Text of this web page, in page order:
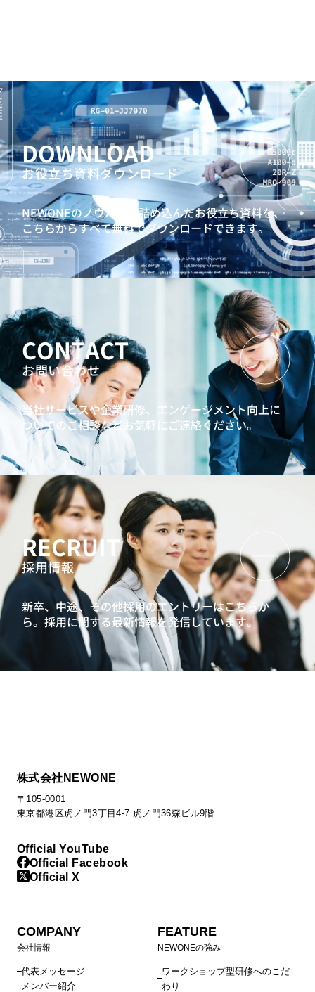
DOWNLOAD
お役立ち資料ダウンロード
NEWONEのノウハウを詰め込んだお役立ち資料を、
こちらからすべて無料でダウンロードできます。
CONTACT
お問い合わせ
当社サービスや企業研修、エンゲージメント向上に
ついてのご相談などお気軽にご連絡ください。
RECRUIT
採用情報
新卒、中途、その他採用のエントリーはこちらか
ら。採用に関する最新情報を発信しています。
株式会社NEWONE
〒105-0001
東京都港区虎ノ門3丁目4-7 虎ノ門36森ビル9階
Official YouTube
Official Facebook
Official X
COMPANY
会社情報
代表メッセージ
メンバー紹介
FEATURE
NEWONEの強み
ワークショップ型研修へのこだ
わり